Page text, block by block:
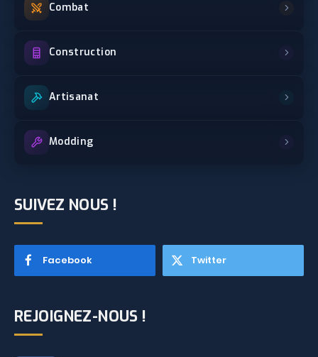
Combat
Construction
Artisanat
Modding
SUIVEZ NOUS !
Facebook Twitter
REJOIGNEZ-NOUS !